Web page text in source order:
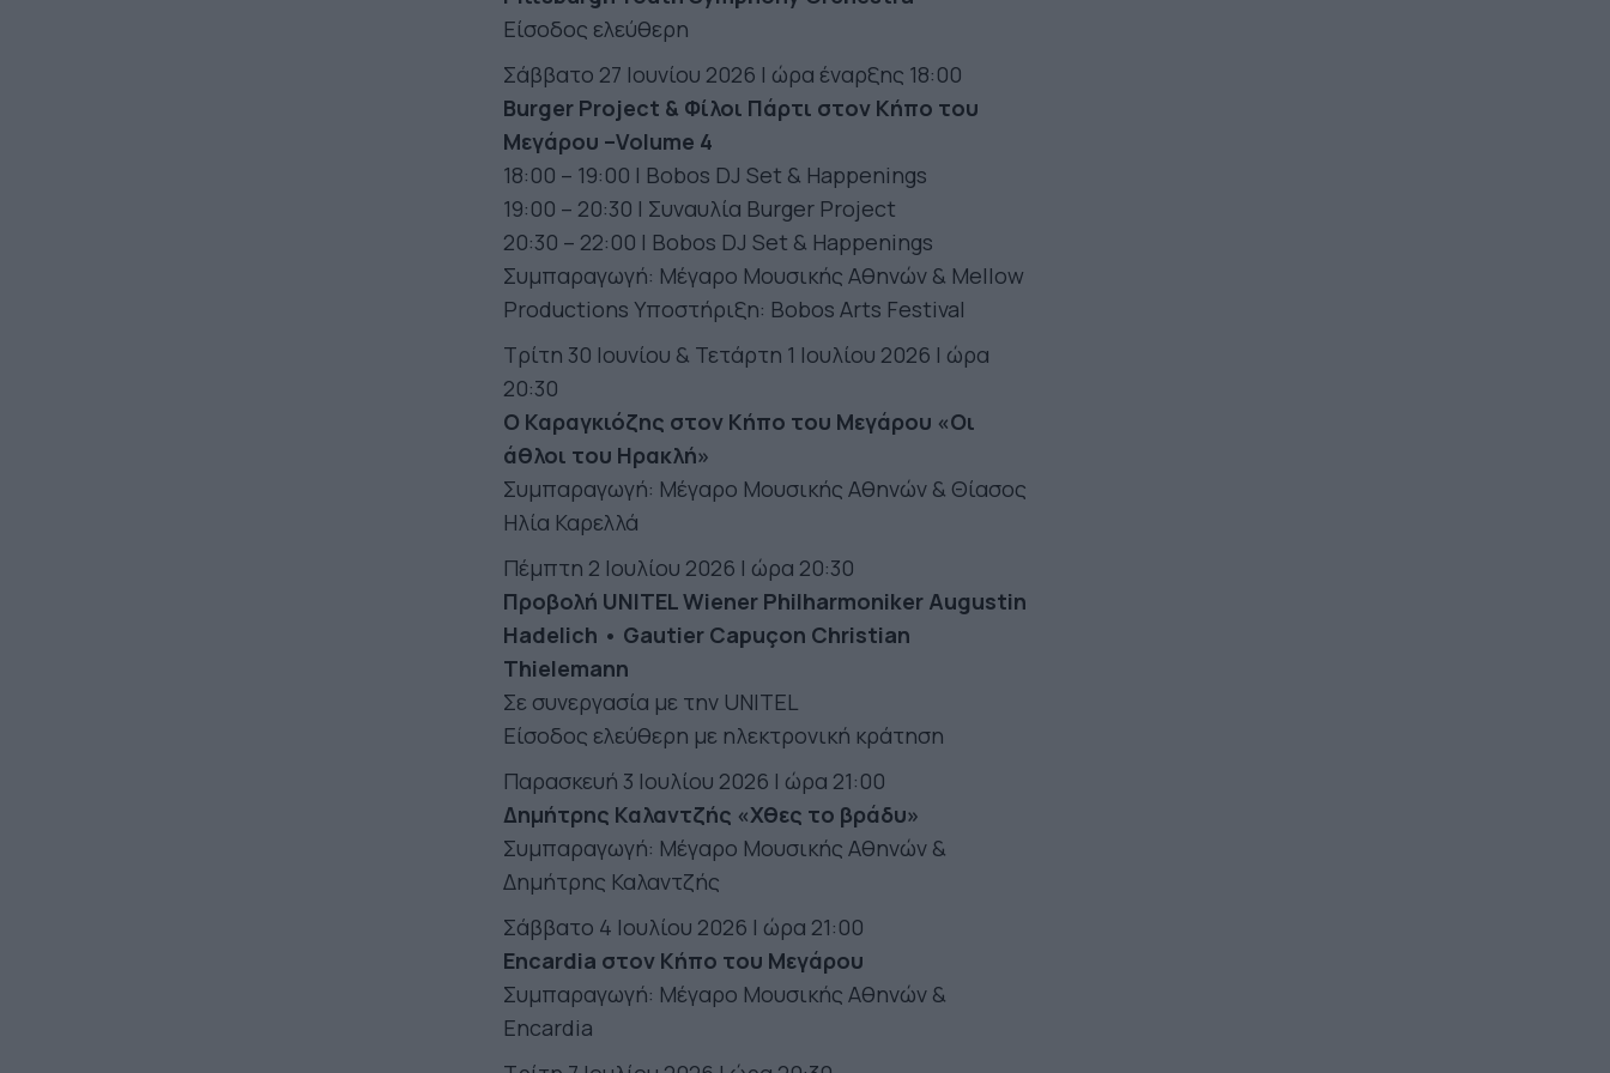
Είσοδος ελεύθερη
Σάββατο 27 Ιουνίου 2026 Ι ώρα έναρξης 18:00
Burger Project & Φίλοι Πάρτι στον Κήπο του
Μεγάρου –Volume 4
18:00 – 19:00 | Bobos DJ Set & Happenings
19:00 – 20:30 | Συναυλία Burger Project
20:30 – 22:00 | Bobos DJ Set & Happenings
Συμπαραγωγή: Μέγαρο Μουσικής Αθηνών & Mellow
Productions Υποστήριξη: Bobos Arts Festival
Τρίτη 30 Ιουνίου & Τετάρτη 1 Ιουλίου 2026 Ι ώρα
20:30
Ο Καραγκιόζης στον Κήπο του Μεγάρου «Οι
άθλοι του Ηρακλή»
Συμπαραγωγή: Μέγαρο Μουσικής Αθηνών & Θίασος
Ηλία Καρελλά
Πέμπτη 2 Ιουλίου 2026 Ι ώρα 20:30
Προβολή UNITEL Wiener Philharmoniker Augustin
Hadelich • Gautier Capuçon Christian
Thielemann
Σε συνεργασία με την UNITEL
Είσοδος ελεύθερη με ηλεκτρονική κράτηση
Παρασκευή 3 Ιουλίου 2026 Ι ώρα 21:00
Δημήτρης Καλαντζής «Χθες το βράδυ»
Συμπαραγωγή: Μέγαρο Μουσικής Αθηνών &
Δημήτρης Καλαντζής
Σάββατο 4 Ιουλίου 2026 Ι ώρα 21:00
Encardia στον Κήπο του Μεγάρου
Συμπαραγωγή: Μέγαρο Μουσικής Αθηνών &
Encardia